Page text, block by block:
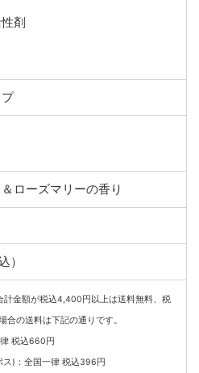
剤
ローズマリーの香り
）
計金額が税込4,400円以上は送料無料、税
合の送料は下記の通りです。
税込660円
ス)：全国一律 税込396円